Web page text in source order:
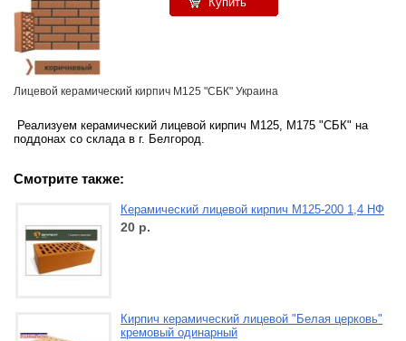
Лицевой керамический кирпич М125 "СБК" Украина
Реализуем керамический лицевой кирпич М125, М175 "СБК" на
поддонах со склада в г. Белгород.
Смотрите также:
Керамический лицевой кирпич М125-200 1,4 НФ
20 р.
Кирпич керамический лицевой "Белая церковь"
кремовый одинарный